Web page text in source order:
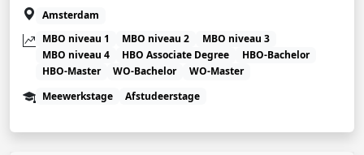
Amsterdam
MBO niveau 1
MBO niveau 2
MBO niveau 3
MBO niveau 4
HBO Associate Degree
HBO-Bachelor
HBO-Master
WO-Bachelor
WO-Master
Meewerkstage
Afstudeerstage